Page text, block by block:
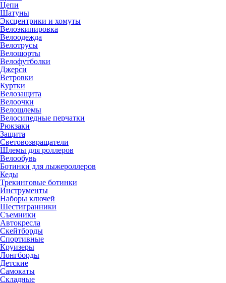
Цепи
Шатуны
Эксцентрики и хомуты
Велоэкипировка
Велоодежда
Велотрусы
Велошорты
Велофутболки
Джерси
Ветровки
Куртки
Велозащита
Велоочки
Велошлемы
Велосипедные перчатки
Рюкзаки
Защита
Световозвращатели
Шлемы для роллеров
Велообувь
Ботинки для лыжероллеров
Кеды
Трекинговые ботинки
Инструменты
Наборы ключей
Шестигранники
Съемники
Автокресла
Скейтборды
Спортивные
Круизеры
Лонгборды
Детские
Самокаты
Складные